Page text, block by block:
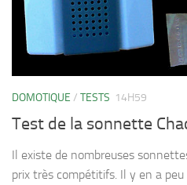
DOMOTIQUE / TESTS 14H59
Test de la sonnette
Il existe de nombreuses
prix très compétitifs. Il y en a